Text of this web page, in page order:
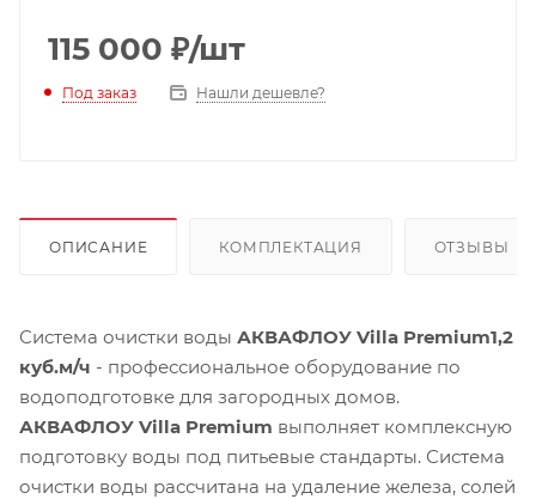
115 000 ₽/шт
Под заказ Нашли дешевле?
ОПИСАНИЕ КОМПЛЕКТАЦИЯ ОТЗЫВЫ
Система очистки воды АКВАФЛОУ Villa Premium1,2
куб.м/ч - профессиональное оборудование по
водоподготовке для загородных домов.
АКВАФЛОУ Villa Premium выполняет комплексную
подготовку воды под питьевые стандарты. Система
очистки воды рассчитана на удаление железа, солей